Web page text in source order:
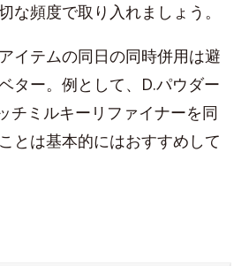
な頻度で取り入れましょう。
イテムの同日の同時併用は避
ター。例として、D.パウダー
チミルキーリファイナーを同
とは基本的にはおすすめして